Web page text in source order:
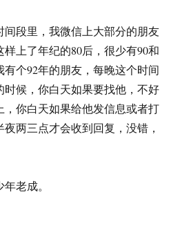
间段里，我微信上大部分的朋友
上了年纪的80后，很少有90和
有个92年的朋友，每晚这个时间
时候，你白天如果要找他，不好
，你白天如果给他发信息或者打
两三点才会收到回复，没错，
老成。
小岛网事（二）”